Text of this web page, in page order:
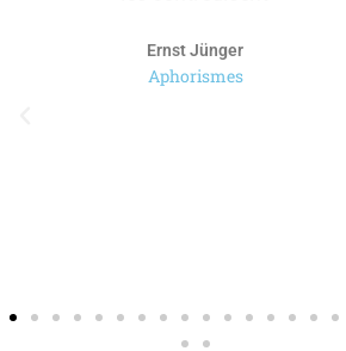
Ernst Jünger
Aphorismes